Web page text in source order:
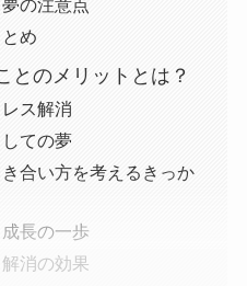
の注意点
め
とのメリットとは？
ス解消
ての夢
合い方を考えるきっか
長の一歩
消の効果